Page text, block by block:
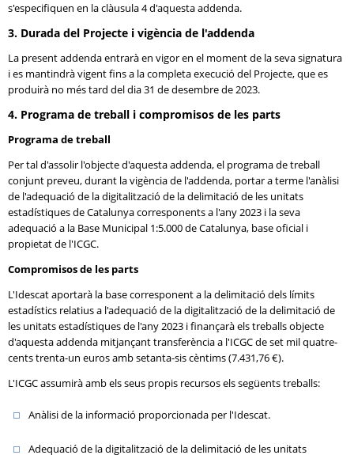
s'especifiquen en la clàusula 4 d'aquesta addenda.
3. Durada del Projecte i vigència de l'addenda
La present addenda entrarà en vigor en el moment de la seva signatura
i es mantindrà vigent fins a la completa execució del Projecte, que es
produirà no més tard del dia 31 de desembre de 2023.
4. Programa de treball i compromisos de les parts
Programa de treball
Per tal d'assolir l'objecte d'aquesta addenda, el programa de treball
conjunt preveu, durant la vigència de l'addenda, portar a terme l'anàlisi
de l'adequació de la digitalització de la delimitació de les unitats
estadístiques de Catalunya corresponents a l'any 2023 i la seva
adequació a la Base Municipal 1:5.000 de Catalunya, base oficial i
propietat de l'ICGC.
Compromisos de les parts
L'Idescat aportarà la base corresponent a la delimitació dels límits
estadístics relatius a l'adequació de la digitalització de la delimitació de
les unitats estadístiques de l'any 2023 i finançarà els treballs objecte
d'aquesta addenda mitjançant transferència a l'ICGC de set mil quatre-
cents trenta-un euros amb setanta-sis cèntims (7.431,76 €).
L'ICGC assumirà amb els seus propis recursos els següents treballs:
Anàlisi de la informació proporcionada per l'Idescat.
Adequació de la digitalització de la delimitació de les unitats